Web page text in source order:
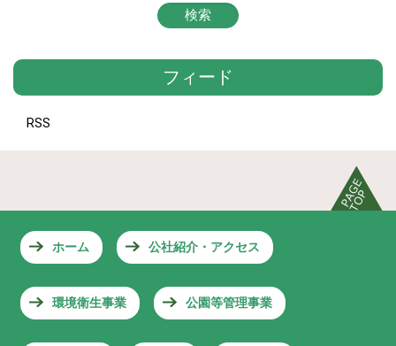
フィード
RSS
ホーム 公社紹介・アクセス
環境衛生事業 公園等管理事業